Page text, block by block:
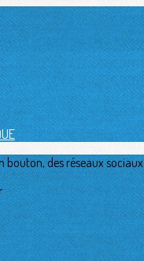
bouton, des réseaux sociaux